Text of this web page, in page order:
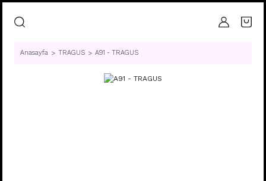
Anasayfa TRAGUS A91 - TRAGUS